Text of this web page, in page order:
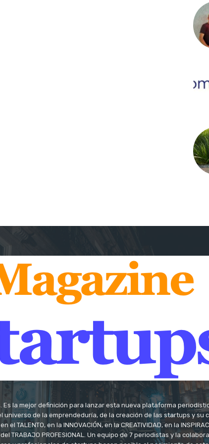
la mejor definición para lanzar esta nueva plataforma
universo de la emprendeduría, de la creación de las startups y su
el TALENTO, en la INNOVACIÓN, en la CREATIVIDAD, en la
TRABAJO PROFESIONAL. Un equipo de 7 periodistas y la